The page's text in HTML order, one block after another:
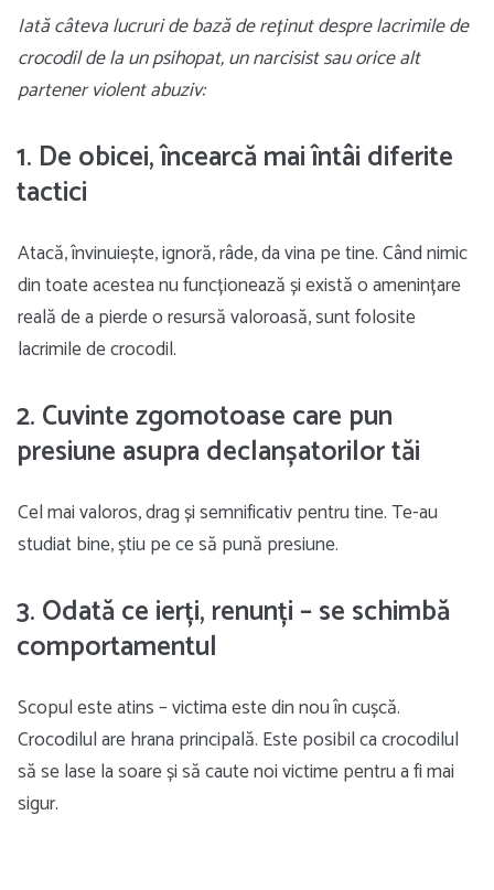
Iată câteva lucruri de bază de reținut despre lacrimile de
crocodil de la un psihopat, un narcisist sau orice alt
partener violent abuziv:
1. De obicei, încearcă mai întâi diferite
tactici
Atacă, învinuiește, ignoră, râde, da vina pe tine. Când nimic
din toate acestea nu funcționează și există o amenințare
reală de a pierde o resursă valoroasă, sunt folosite
lacrimile de crocodil.
2. Cuvinte zgomotoase care pun
presiune asupra declanșatorilor tăi
Cel mai valoros, drag și semnificativ pentru tine. Te-au
studiat bine, știu pe ce să pună presiune.
3. Odată ce ierți, renunți – se schimbă
comportamentul
Scopul este atins – victima este din nou în cușcă.
Crocodilul are hrana principală. Este posibil ca crocodilul
să se lase la soare și să caute noi victime pentru a fi mai
sigur.